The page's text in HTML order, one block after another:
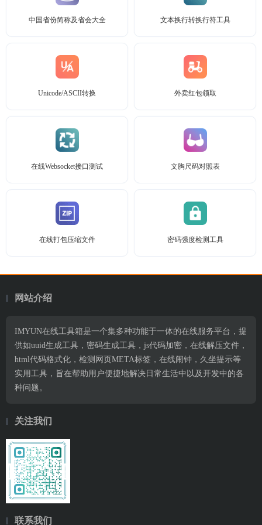
中国省份简称及省会大全 文本换行转换行符工具
Unicode/ASCII转换 外卖红包领取
在线Websocket接口测试 文胸尺码对照表
在线打包压缩文件 密码强度检测工具
网站介绍
IMYUN在线工具箱是一个集多种功能于一体的在线服务平台，提
供如uuid生成工具，密码生成工具，js代码加密，在线解压文件，
html代码格式化，检测网页META标签，在线闹钟，久坐提示等
实用工具，旨在帮助用户便捷地解决日常生活中以及开发中的各
种问题。
关注我们
联系我们